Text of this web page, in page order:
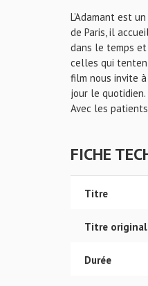
L’Adamant est
de Paris, il
dans le temps et
celles qui
film nous invite
jour le quotidien.
Avec les
FICHE
Titre
Titre original
Durée